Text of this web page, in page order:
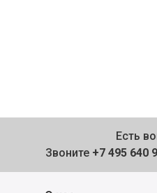
Есть
Звоните +7 495 640